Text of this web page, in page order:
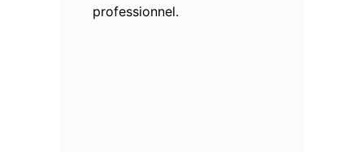
professionnel.